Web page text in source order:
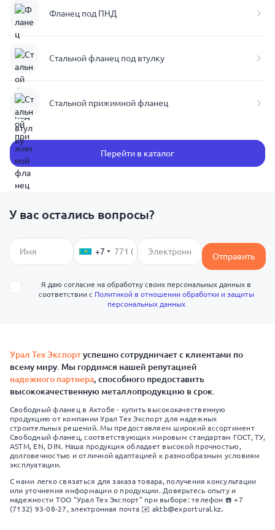
Фланец под ПНД
Стальной фланец под втулку
Стальной прижимной фланец
Перейти в каталог
У вас остались вопросы?
+7 Отправить
Я даю согласие на обработку своих персональных данных в
соответствии с Политикой в отношении обработки и защиты
персональных данных
Урал Тех Экспортуспешно сотрудничает с клиентами по
всему миру. Мы гордимся нашей репутацией
надежного партнера, способного предоставить
высококачественную металлопродукцию в срок.
Свободный фланец в Актобе - купить высококачественную
продукцию от компании Урал Тех Экспорт для надежных
строительных решений. Мы предоставляем широкий ассортимент
Свободный фланец, соответствующих мировым стандартам ГОСТ, ТУ,
ASTM, EN, DIN. Наша продукция обладает высокой прочностью,
долговечностью и отличной адаптацией к разнообразным условиям
эксплуатации.
С нами легко связаться для заказа товара, получения консультации
или уточнения информации о продукции. Доверьтесь опыту и
надежности ТОО "Урал Тех Экспорт" при выборе: телефон ☎️ +7
(7132) 93-08-27, электронная почта ✉️ aktb@exportural.kz.